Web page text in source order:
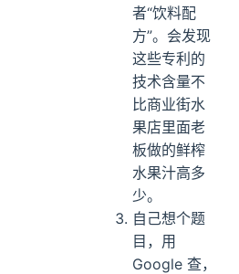
者“饮料配
方”。会发现
这些专利的
技术含量不
比商业街水
果店里面老
板做的鲜榨
水果汁高多
少。
自己想个题
目，用
Google 查，